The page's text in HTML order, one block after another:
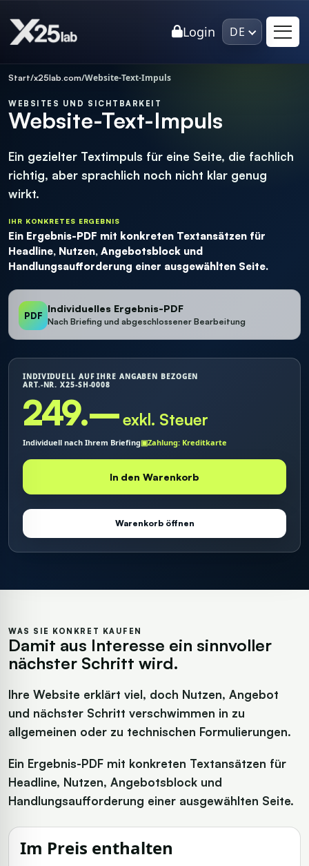
Login DE
Start/x25lab.com/Website-Text-Impuls
WEBSITES UND SICHTBARKEIT
Website-Text-Impuls
Ein gezielter Textimpuls für eine Seite, die fachlich
richtig, aber sprachlich noch nicht klar genug
wirkt.
IHR KONKRETES ERGEBNIS
Ein Ergebnis-PDF mit konkreten Textansätzen für
Headline, Nutzen, Angebotsblock und
Handlungsaufforderung einer ausgewählten Seite.
PDF
Individuelles Ergebnis-PDF
Nach Briefing und abgeschlossener Bearbeitung
INDIVIDUELL AUF IHRE ANGABEN BEZOGEN
ART.-NR. X25-SH-0008
249.–exkl. Steuer
Individuell nach Ihrem Briefing▣Zahlung: Kreditkarte
In den Warenkorb
Warenkorb öffnen
WAS SIE KONKRET KAUFEN
Damit aus Interesse ein sinnvoller
nächster Schritt wird.
Ihre Website erklärt viel, doch Nutzen, Angebot
und nächster Schritt verschwimmen in zu
allgemeinen oder zu technischen Formulierungen.
Ein Ergebnis-PDF mit konkreten Textansätzen für
Headline, Nutzen, Angebotsblock und
Handlungsaufforderung einer ausgewählten Seite.
Im Preis enthalten
Roman Mayr
Willkommen 👋 Ich bin Roman Mayr – fragen Sie mich
direkt zu meinenProjekten, meiner Expertiseoder wie
eine